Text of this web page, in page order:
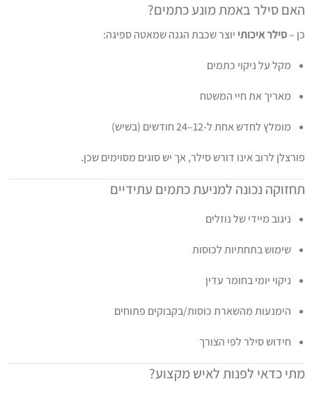
האם סילר באמת מונע כתמים?
כן –סילר איכותי יוצר שכבת הגנה שמאטה ספיגה:
מקל על ניקוי כתמים
מאריך את חיי המשטח
מומלץ לחדש אחת ל-12–24 חודשים (בשיש)
פורצלן לרוב אינו דורש סילר, אך יש סוגים מסוימים שכן.
תחזוקה נכונה למניעת כתמים עתידיים
ניגוב מיידי של נוזלים
שימוש בתחתיות לכוסות
ניקוי יומי בחומר עדין
הימנעות מהשארת כוסות/בקבוקים פתוחים
חידוש סילר לפי הצורך
מתי כדאי לפנות לאיש מקצוע?